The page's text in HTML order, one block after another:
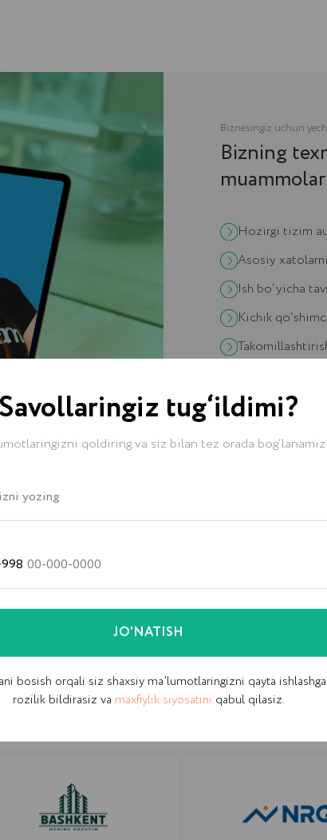
Ish bo‘yicha tavsiyalar
Kichik qo‘shimchalar (2-3 soat
Takomillashtirish tavsiyalari
Savollaringiz tug‘ildimi?
qoldiring va siz bilan tez orada bog‘lanamiz
JO'NATISH
bosish orqali siz shaxsiy ma’lumotlaringizni qayta ishlashga
rozilik bildirasiz va maxfiylik siyosatini qabul qilasiz.